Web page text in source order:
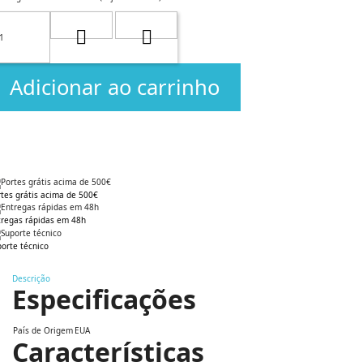
Adicionar ao carrinho
grátis acima de 500€
rápidas em 48h
técnico
Descrição
Especificações
País de Origem EUA
Características